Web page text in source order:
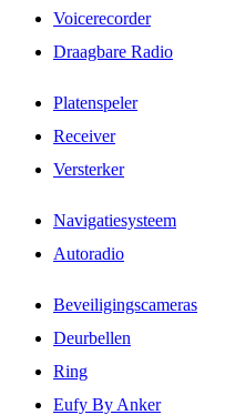
Voicerecorder
Draagbare Radio
Platenspeler
Receiver
Versterker
Navigatiesysteem
Autoradio
Beveiligingscameras
Deurbellen
Ring
Eufy By Anker